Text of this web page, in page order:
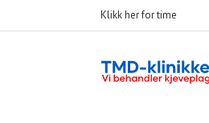
Klikk her for time